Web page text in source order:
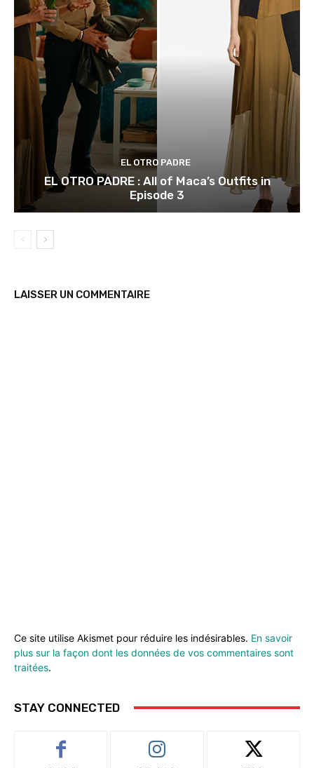
EL OTRO PADRE
EL OTRO PADRE : All of Maca’s Outfits in
Episode 3
LAISSER UN COMMENTAIRE
Ce site utilise Akismet pour réduire les indésirables. En savoir
plus sur la façon dont les données de vos commentaires sont
traitées.
STAY CONNECTED